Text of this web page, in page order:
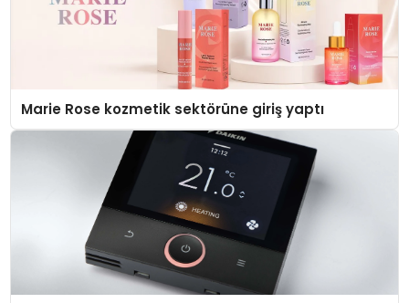
Marie Rose kozmetik sektörüne giriş yaptı